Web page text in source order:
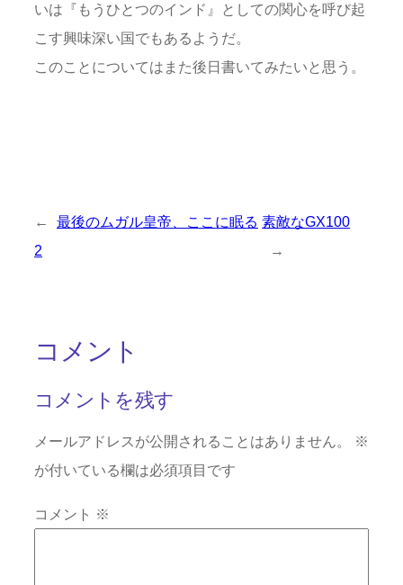
いは『もうひとつのインド』としての関心を呼び起
こす興味深い国でもあるようだ。
このことについてはまた後日書いてみたいと思う。
←
最後のムガル皇帝、ここに眠る
2
素敵なGX100
→
コメント
コメントを残す
メールアドレスが公開されることはありません。
※
が付いている欄は必須項目です
コメント ※